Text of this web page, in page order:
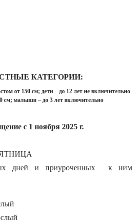
КАТЕГОРИИ:
от 150 см; дети – до 12 лет не включительно
см; малыши – до 3 лет включительно
с 1 ноября 2025 г.
дней и приуроченных к ним